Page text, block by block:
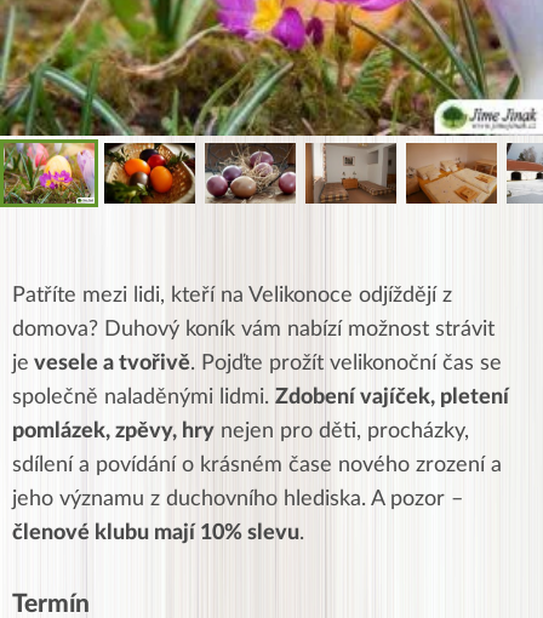
Patříte mezi lidi, kteří na Velikonoce odjíždějí z
domova? Duhový koník vám nabízí možnost strávit
je vesele a tvořivě. Pojďte prožít velikonoční čas se
společně naladěnými lidmi. Zdobení vajíček, pletení
pomlázek, zpěvy, hry nejen pro děti, procházky,
sdílení a povídání o krásném čase nového zrození a
jeho významu z duchovního hlediska. A pozor –
členové klubu mají 10% slevu.
Termín